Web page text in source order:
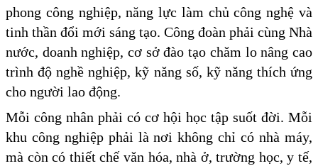
phong công nghiệp, năng lực làm chủ công nghệ và
tinh thần đổi mới sáng tạo. Công đoàn phải cùng Nhà
nước, doanh nghiệp, cơ sở đào tạo chăm lo nâng cao
trình độ nghề nghiệp, kỹ năng số, kỹ năng thích ứng
cho người lao động.
Mỗi công nhân phải có cơ hội học tập suốt đời. Mỗi
khu công nghiệp phải là nơi không chỉ có nhà máy,
mà còn có thiết chế văn hóa, nhà ở, trường học, y tế,